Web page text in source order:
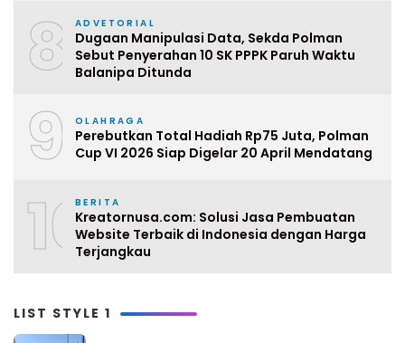
8 ADVETORIAL
Dugaan Manipulasi Data, Sekda Polman
Sebut Penyerahan 10 SK PPPK Paruh Waktu
Balanipa Ditunda
9 OLAHRAGA
Perebutkan Total Hadiah Rp75 Juta, Polman
Cup VI 2026 Siap Digelar 20 April Mendatang
10BERITA
Kreatornusa.com: Solusi Jasa Pembuatan
Website Terbaik di Indonesia dengan Harga
Terjangkau
LIST STYLE 1